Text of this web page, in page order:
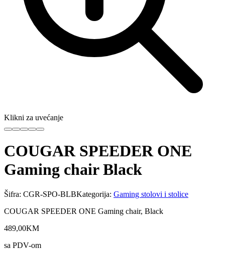
Klikni za uvećanje
COUGAR SPEEDER ONE
Gaming chair Black
Šifra: CGR-SPO-BLBKategorija: Gaming stolovi i stolice
COUGAR SPEEDER ONE Gaming chair, Black
489,00KM
sa PDV-om